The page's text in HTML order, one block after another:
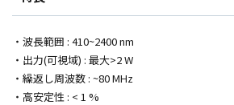
・波長範囲 : 410~2400 nm
・出力(可視域) : 最大>2 W
・繰返し周波数 : ~80 MHz
・高安定性 : < 1 %